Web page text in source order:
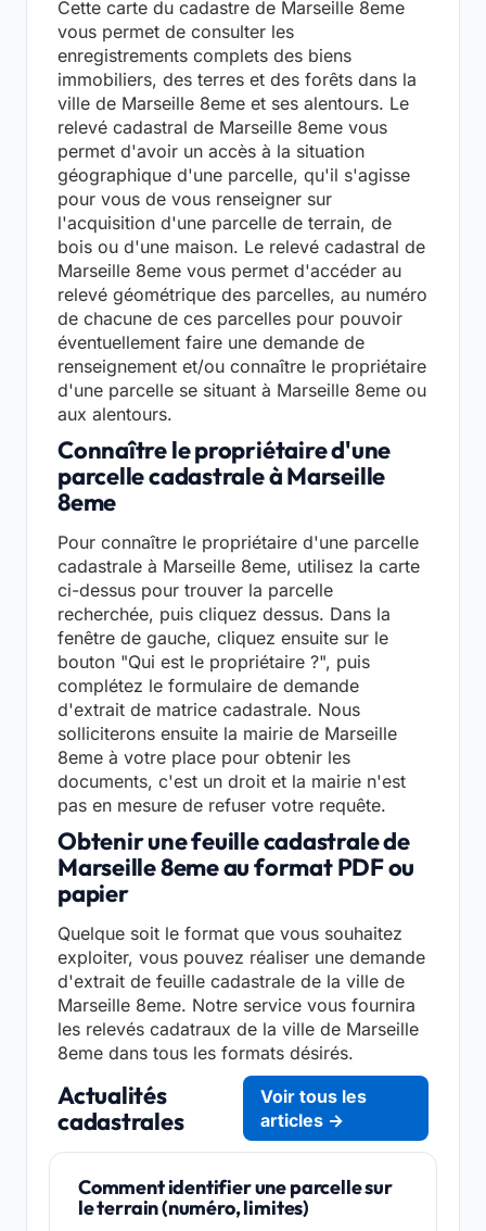
Cette carte du cadastre de Marseille 8eme
vous permet de consulter les
enregistrements complets des biens
immobiliers, des terres et des forêts dans la
ville de Marseille 8eme et ses alentours. Le
relevé cadastral de Marseille 8eme vous
permet d'avoir un accès à la situation
géographique d'une parcelle, qu'il s'agisse
pour vous de vous renseigner sur
l'acquisition d'une parcelle de terrain, de
bois ou d'une maison. Le relevé cadastral de
Marseille 8eme vous permet d'accéder au
relevé géométrique des parcelles, au numéro
de chacune de ces parcelles pour pouvoir
éventuellement faire une demande de
renseignement et/ou connaître le propriétaire
d'une parcelle se situant à Marseille 8eme ou
aux alentours.
Connaître le propriétaire d'une
parcelle cadastrale à Marseille
8eme
Pour connaître le propriétaire d'une parcelle
cadastrale à Marseille 8eme, utilisez la carte
ci-dessus pour trouver la parcelle
recherchée, puis cliquez dessus. Dans la
fenêtre de gauche, cliquez ensuite sur le
bouton "Qui est le propriétaire ?", puis
complétez le formulaire de demande
d'extrait de matrice cadastrale. Nous
solliciterons ensuite la mairie de Marseille
8eme à votre place pour obtenir les
documents, c'est un droit et la mairie n'est
pas en mesure de refuser votre requête.
Obtenir une feuille cadastrale de
Marseille 8eme au format PDF ou
papier
Quelque soit le format que vous souhaitez
exploiter, vous pouvez réaliser une demande
d'extrait de feuille cadastrale de la ville de
Marseille 8eme. Notre service vous fournira
les relevés cadatraux de la ville de Marseille
8eme dans tous les formats désirés.
Actualités
cadastrales
Voir tous les
articles →
Comment identifier une parcelle sur
le terrain (numéro, limites)